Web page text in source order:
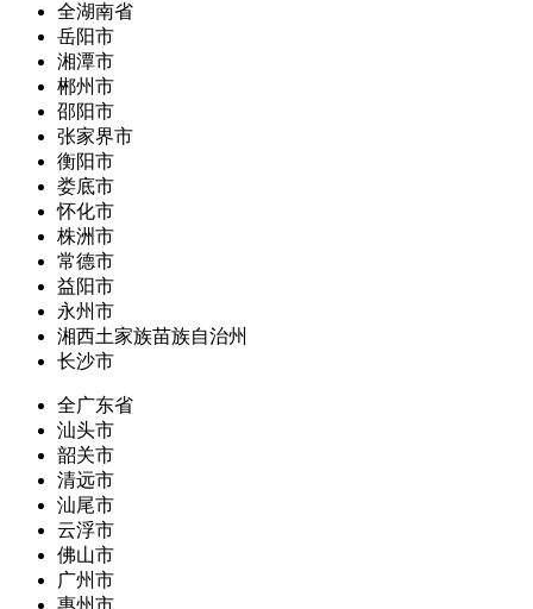
全湖南省
岳阳市
湘潭市
郴州市
邵阳市
张家界市
衡阳市
娄底市
怀化市
株洲市
常德市
益阳市
永州市
湘西土家族苗族自治州
长沙市
全广东省
汕头市
韶关市
清远市
汕尾市
云浮市
佛山市
广州市
惠州市